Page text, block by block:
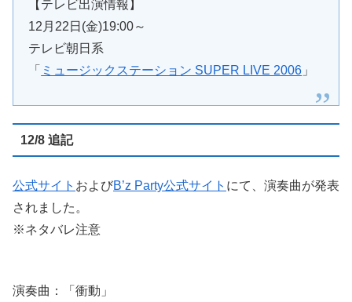
【テレビ出演情報】
12月22日(金)19:00～
テレビ朝日系
「 ミュージックステーション SUPER LIVE 2006 」
12/8 追記
公式サイト およびB’z Party公式サイト にて、演奏曲が発表
されました。
※ネタバレ注意
演奏曲：「衝動」